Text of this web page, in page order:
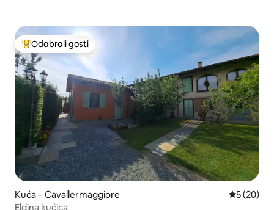
Među najviše rangiranima s oznakom „Odabrali gosti”
Odabrali gosti
Kuća – Cavallermaggiore Prosječna
5 (20)
Eldina kućica